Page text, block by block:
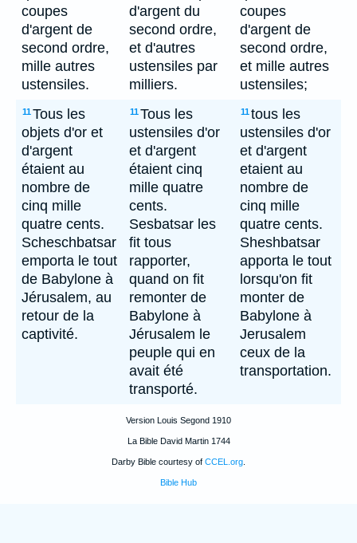
coupes
d'argent de
second ordre,
mille autres
ustensiles.
d'argent du
second ordre,
et d'autres
ustensiles par
milliers.
coupes
d'argent de
second ordre,
et mille autres
ustensiles;
11Tous les
objets d'or et
d'argent
étaient au
nombre de
cinq mille
quatre cents.
Scheschbatsar
emporta le tout
de Babylone à
Jérusalem, au
retour de la
captivité.
11Tous les
ustensiles d'or
et d'argent
étaient cinq
mille quatre
cents.
Sesbatsar les
fit tous
rapporter,
quand on fit
remonter de
Babylone à
Jérusalem le
peuple qui en
avait été
transporté.
11tous les
ustensiles d'or
et d'argent
etaient au
nombre de
cinq mille
quatre cents.
Sheshbatsar
apporta le tout
lorsqu'on fit
monter de
Babylone à
Jerusalem
ceux de la
transportation.
Version Louis Segond 1910
La Bible David Martin 1744
Darby Bible courtesy of CCEL.org
Bible Hub